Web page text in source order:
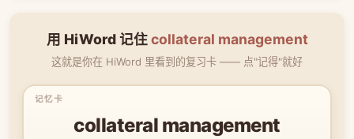
用 HiWord 记住collateral management
这就是你在 HiWord 里看到的复习卡 —— 点"记得"就好
collateral management